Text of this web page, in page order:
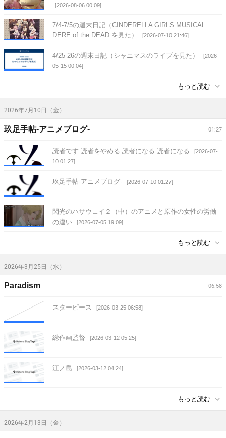
[2026-08-06 00:09]
7/4-7/5の週末日記（CINDERELLA GIRLS MUSICAL
DERE of the DEAD を見た）
[2026-07-10 21:46]
4/25-26の週末日記（シャニマスのライブを見た）
[2026-
05-15 00:04]
もっと読む
2026年7月10日（金）
01:27
玖足手帖-アニメブログ-
読者です 読者をやめる 読者になる 読者になる
[2026-07-
10 01:27]
玖足手帖-アニメブログ- [2026-07-10 01:27]
閃光のハサウェイ２（中）のアニメと原作の女性の労働
の違い
[2026-07-05 19:09]
もっと読む
2026年3月25日（水）
06:58
Paradism
スターピース [2026-03-25 06:58]
総作画監督 [2026-03-12 05:25]
江ノ島 [2026-03-12 04:24]
もっと読む
2026年2月13日（金）